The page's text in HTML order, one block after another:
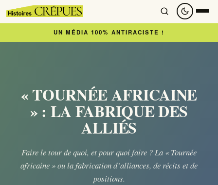
Articles
À regarder
UN MÉDIA 100% ANTIRACISTE !
« TOURNÉE AFRICAINE
» : LA FABRIQUE DES
ALLIÉS
Faire le tour de quoi, et pour quoi faire ? La « Tournée
africaine » ou la fabrication d’alliances, de récits et de
positions.